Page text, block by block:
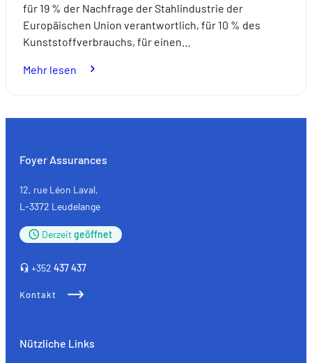
für 19 % der Nachfrage der Stahlindustrie der
Europäischen Union verantwortlich, für 10 % des
Kunststoffverbrauchs, für einen…
Mehr lesen
zweiter
auf
Qualität
Foyer Assurances
12, rue Léon Laval,
L-3372 Leudelange
Derzeitgeöffnet
+352 437 437
Kontakt
Nützliche Links